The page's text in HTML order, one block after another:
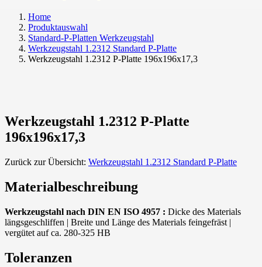
Home
Produktauswahl
Standard-P-Platten Werkzeugstahl
Werkzeugstahl 1.2312 Standard P-Platte
Werkzeugstahl 1.2312 P-Platte 196x196x17,3
Werkzeugstahl 1.2312 P-Platte
196x196x17,3
Zurück zur Übersicht: Werkzeugstahl 1.2312 Standard P-Platte
Materialbeschreibung
Werkzeugstahl nach DIN EN ISO 4957 : Dicke des Materials
längsgeschliffen | Breite und Länge des Materials feingefräst |
vergütet auf ca. 280-325 HB
Toleranzen